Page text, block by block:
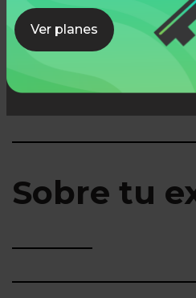
Ver planes
Lo que
Sobre tu